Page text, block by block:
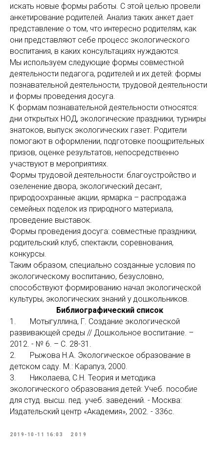
искать новые формы работы. С этой целью провели
анкетирование родителей. Анализ таких анкет дает
представление о том, что интересно родителям, как
они представля­ют себе процесс экологического
воспитания, в каких консультациях нуждаются.
Мы используем следующие формы совместной
деятельности педагога, родителей и их детей: формы
познавательной деятельности, трудовой деятельности
и формы проведения досуга.
К формам познавательной деятельности относятся:
дни открытых НОД, экологические праздники, турниры
знатоков, выпуск экологических газет. Родители
помогают в оформлении, подготовке поощрительных
призов, оценке результатов, непосредственно
участвуют в мероприятиях.
Формы трудовой деятельности: благоустройство и
озеленение двора, экологический десант,
природоохранные акции, ярмарка – распродажа
семейных поделок из природного материала,
проведение выставок.
Формы проведения досуга: совместные праздники,
родительский клуб, спектакли, соревнования,
конкурсы.
Таким образом, специально созданные условия по
экологическому воспитанию, безусловно,
способствуют формированию начал экологической
культуры, экологических знаний у дошкольников.
Библиографический список
1. Мотыгуллина, Г. Создание экологической
развивающей среды // Дошкольное воспитание. –
2012. - № 6. – С. 28-31.
2. Рыжова Н.А. Экологическое образование в
детском саду. М.: Карапуз, 2000.
3. Николаева, С.Н. Теория и методика
экологического образования детей: Учеб. пособие
для студ. высш. пед. учеб. заведений. - Москва:
Издательский центр «Академия», 2002. - 336с.
2019-10-11 16:03 2019